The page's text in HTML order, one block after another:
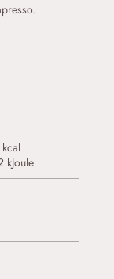
kJoule